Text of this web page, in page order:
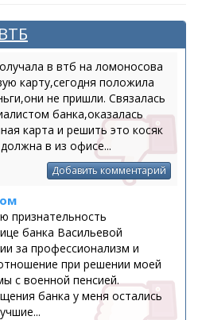
в втб на ломоносова
карту,сегодня положила
не пришли. Связалась
банка,оказалась
карта и решить это косяк
в из офисе...
Добавить комментарий
признательность
банка Васильевой
за профессионализм и
при решении моей
с военной пенсией.
банка у меня остались